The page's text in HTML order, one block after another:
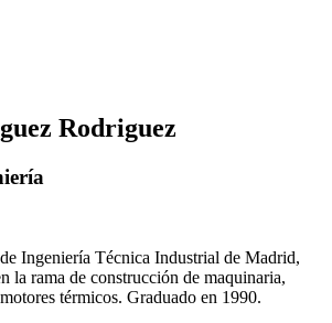
Rodriguez
Ingeniería Técnica Industrial de Madrid,
la rama de construcción de maquinaria,
térmicos. Graduado en 1990.